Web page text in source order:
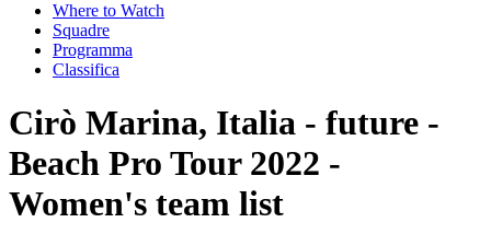
Where to Watch
Squadre
Programma
Classifica
Cirò Marina, Italia - future -
Beach Pro Tour 2022 -
Women's team list